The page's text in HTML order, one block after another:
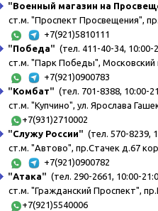
"Военный магазин на
ст.м. "Проспект Просвещения", пр.
+7(921)5810111
"Победа" (тел. 411-40-34, 10:00-
ст.м. "Парк Победы", Московский
+7(921)0900783
"Комбат" (тел. 701-8388, 10:00-
ст.м. "Купчино", ул. Ярослава
+7(931)2710002
"Служу России" (тел. 570-8239,
ст.м. "Автово", пр.Стачек д.67
+7(921)0900782
"Атака" (тел. 290-2661, 10:00-
ст.м. "Гражданский Проспект",
+7(921)5540006